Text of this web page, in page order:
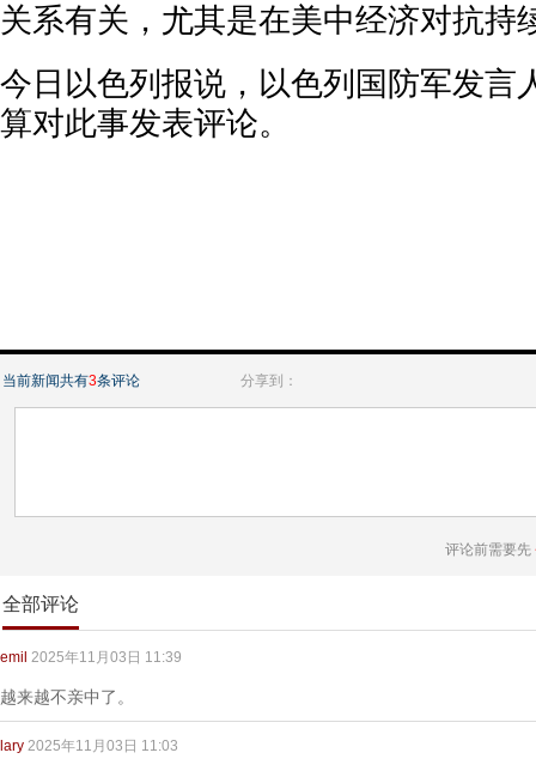
关系有关，尤其是在美中经济对抗持
今日以色列报说，以色列国防军发言
算对此事发表评论。
当前新闻共有3条评论 分享到：
评论前需要先
全部评论
emil 2025年11月03日 11:39
越来越不亲中了。
lary 2025年11月03日 11:03